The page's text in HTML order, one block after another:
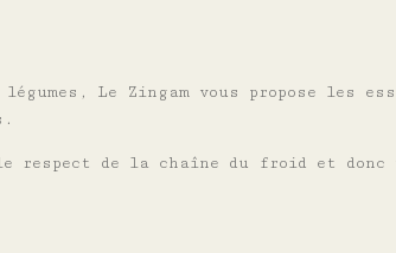
Le Zingam vous propose les
respect de la chaîne du froid et donc